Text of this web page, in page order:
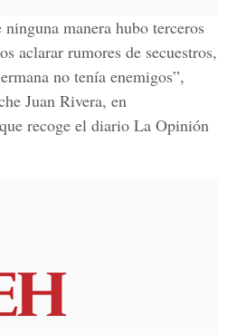
manera hubo terceros
aclarar rumores de secuestros,
no tenía enemigos”,
Juan Rivera, en
recoge el diario La Opinión